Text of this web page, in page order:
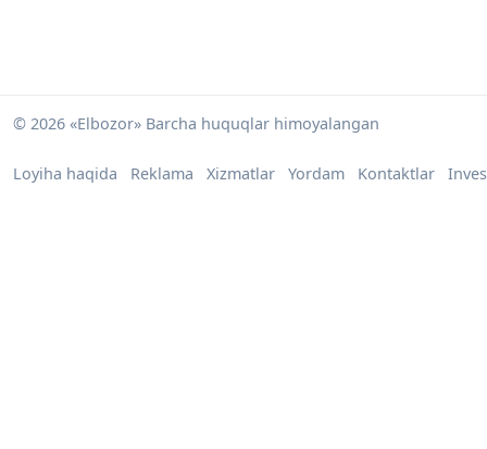
© 2026 «Elbozor» Barcha huquqlar himoyalangan
Loyiha haqida Reklama Xizmatlar Yordam Kontaktlar